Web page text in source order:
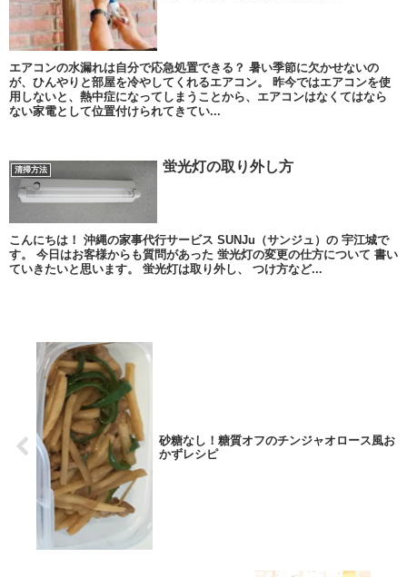
エアコンの水漏れは自分で応急処置できる？ 暑い季節に欠かせないの
が、ひんやりと部屋を冷やしてくれるエアコン。 昨今ではエアコンを使
用しないと、熱中症になってしまうことから、エアコンはなくてはなら
ない家電として位置付けられてきてい...
清掃方法 蛍光灯の取り外し方
こんにちは！ 沖縄の家事代行サービス SUNJu（サンジュ）の 宇江城で
す。 今日はお客様からも質問があった 蛍光灯の変更の仕方について 書い
ていきたいと思います。 蛍光灯は取り外し、 つけ方など...
砂糖なし！糖質オフのチンジャオロース風お
かずレシピ